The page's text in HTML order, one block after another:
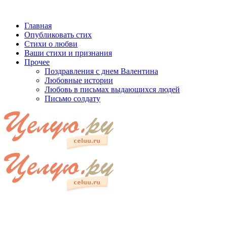
Главная
Опубликовать стих
Стихи о любви
Ваши стихи и признания
Прочее
Поздравления с днем Валентина
Любовные истории
Любовь в письмах выдающихся людей
Письмо солдату